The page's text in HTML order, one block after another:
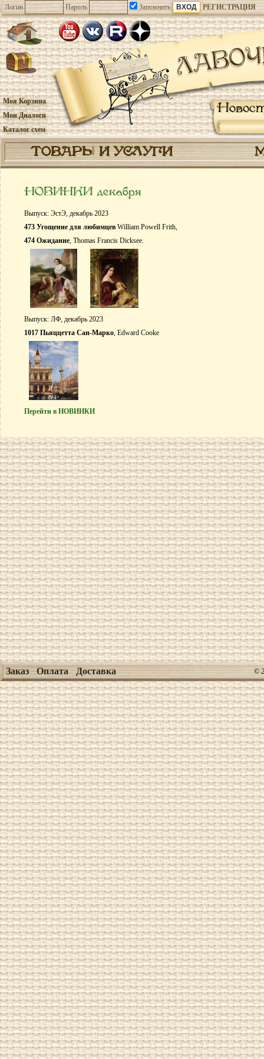
Логин Пароль Запомнить РЕГИСТРАЦИЯ
Моя Корзина
Мои Диалоги
Каталог схем
ТОВАРЫ И УСЛУГИ
НОВИНКИ декабря
Выпуск: ЭстЭ, декабрь 2023
473 Угощение для любимцев William Powell Frith,
474 Ожидание, Thomas Francis Dicksee.
Выпуск: ЛФ, декабрь 2023
1017 Пьяццетта Сан-Марко, Edward Cooke
Перейти в НОВИНКИ
Заказ Оплата Доставка ©